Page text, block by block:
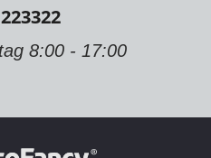
8:00 - 17:00